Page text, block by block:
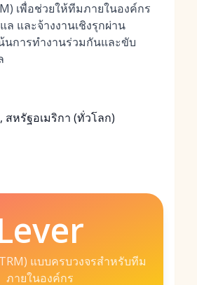
เพื่อช่วยให้ทีมภายในองค์กร
ล และจ้างงานเชิงรุกผ่าน
นการทำงานร่วมกันและขับ
หรัฐอเมริกา (ทั่วโลก)
แบบครบวงจรสำหรับทีม
ภายในองค์กร